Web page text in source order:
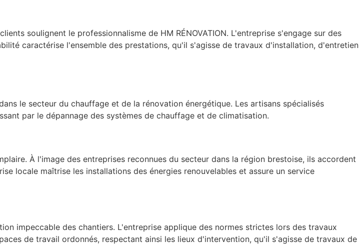
soulignent le professionnalisme de HM RÉNOVATION. L'entreprise s'engage sur des
caractérise l'ensemble des prestations, qu'il s'agisse de travaux d'installation, d'entretien
le secteur du chauffage et de la rénovation énergétique. Les artisans spécialisés
par le dépannage des systèmes de chauffage et de climatisation.
À l'image des entreprises reconnues du secteur dans la région brestoise, ils accordent
locale maîtrise les installations des énergies renouvelables et assure un service
impeccable des chantiers. L'entreprise applique des normes strictes lors des travaux
de travail ordonnés, respectant ainsi les lieux d'intervention, qu'il s'agisse de travaux de